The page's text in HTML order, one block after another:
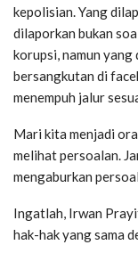
kepolisian. Yang
dilaporkan bukan
korupsi, namun
bersangkutan di
menempuh jalur
Mari kita menjadi
melihat persoalan.
mengaburkan
Ingatlah, Irwan
hak-hak yang sama